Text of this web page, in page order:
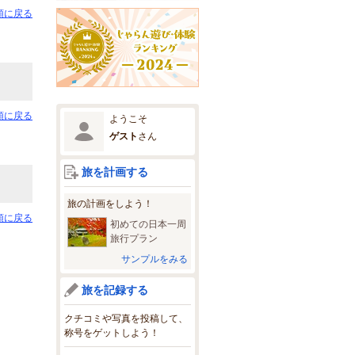
に戻る
に戻る
に戻る
ようこそ
ゲスト さん
旅を計画する
旅の計画をしよう！
初めての日本一周
旅行プラン
サンプルをみる
旅を記録する
クチコミや写真を投稿して、
称号をゲットしよう！